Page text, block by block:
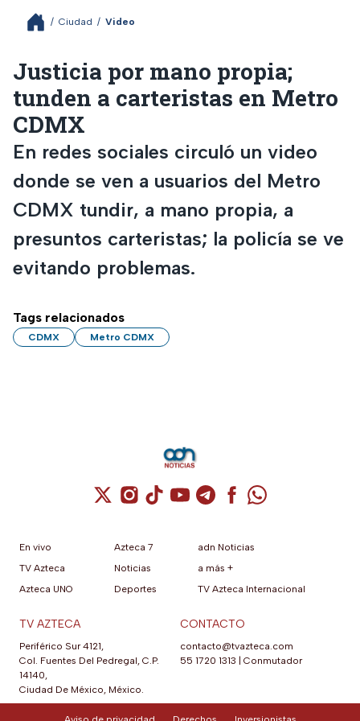
/ Ciudad / Video
Justicia por mano propia;
tunden a carteristas en Metro
CDMX
En redes sociales circuló un video
donde se ven a usuarios del Metro
CDMX tundir, a mano propia, a
presuntos carteristas; la policía se ve
evitando problemas.
Tags relacionados
CDMX Metro CDMX
Cuenta de X / Twitter (se abre en una
Cuenta de Instagram (se abre en una
Cuenta de TikTok (se abre en
Cuenta de YouTube (se abre
Cuenta de Telegram (se
Cuenta de
Cuenta de
En vivo
TV Azteca
Azteca UNO
Azteca 7
Noticias
Deportes
adn Noticias
a más +
TV Azteca Internacional
TV AZTECA
Periférico Sur 4121,
Col. Fuentes Del Pedregal, C.P.
14140,
Ciudad De México, México.
CONTACTO
contacto@tvazteca.com
55 1720 1313 | Conmutador